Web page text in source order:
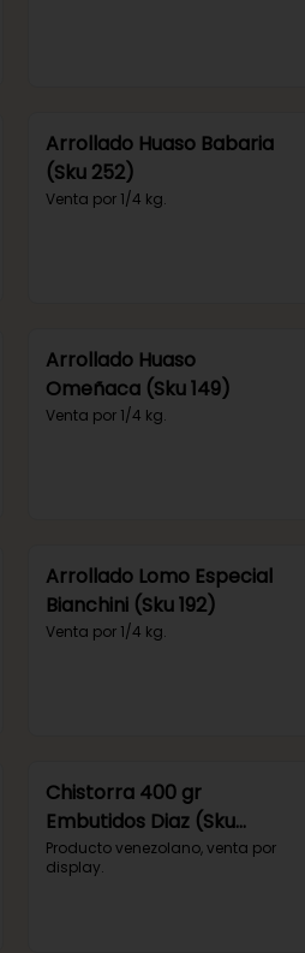
Arrollado Huaso Babaria
(Sku 252)
Venta por 1/4 kg.
Arrollado Huaso
Omeñaca (Sku 149)
Venta por 1/4 kg.
Arrollado Lomo Especial
Bianchini (Sku 192)
Venta por 1/4 kg.
Chistorra 400 gr
Embutidos Diaz (Sku
452)
Producto venezolano, venta por
display.